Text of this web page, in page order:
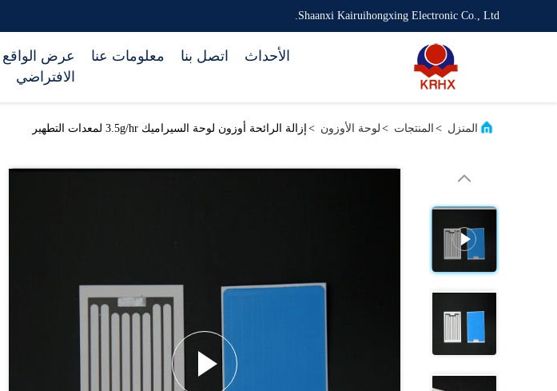
Shaanxi Kairuihongxing Electronic Co., Ltd.
عرض الواقع
الافتراضي
معلومات عنا اتصل بنا الأحداث
المنزل > المنتجات > لوحة الأوزون > إزالة الرائحة أوزون لوحة السيراميك 3.5g/hr لمعدات التطهير